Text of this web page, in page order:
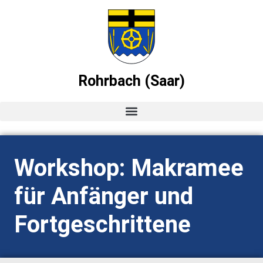
Rohrbach (Saar)
News
Ortsvorsteher-Blog
Workshop: Makramee
für Anfänger und
Fortgeschrittene